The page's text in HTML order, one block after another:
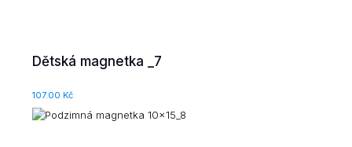
Dětská magnetka _7
107.00 Kč